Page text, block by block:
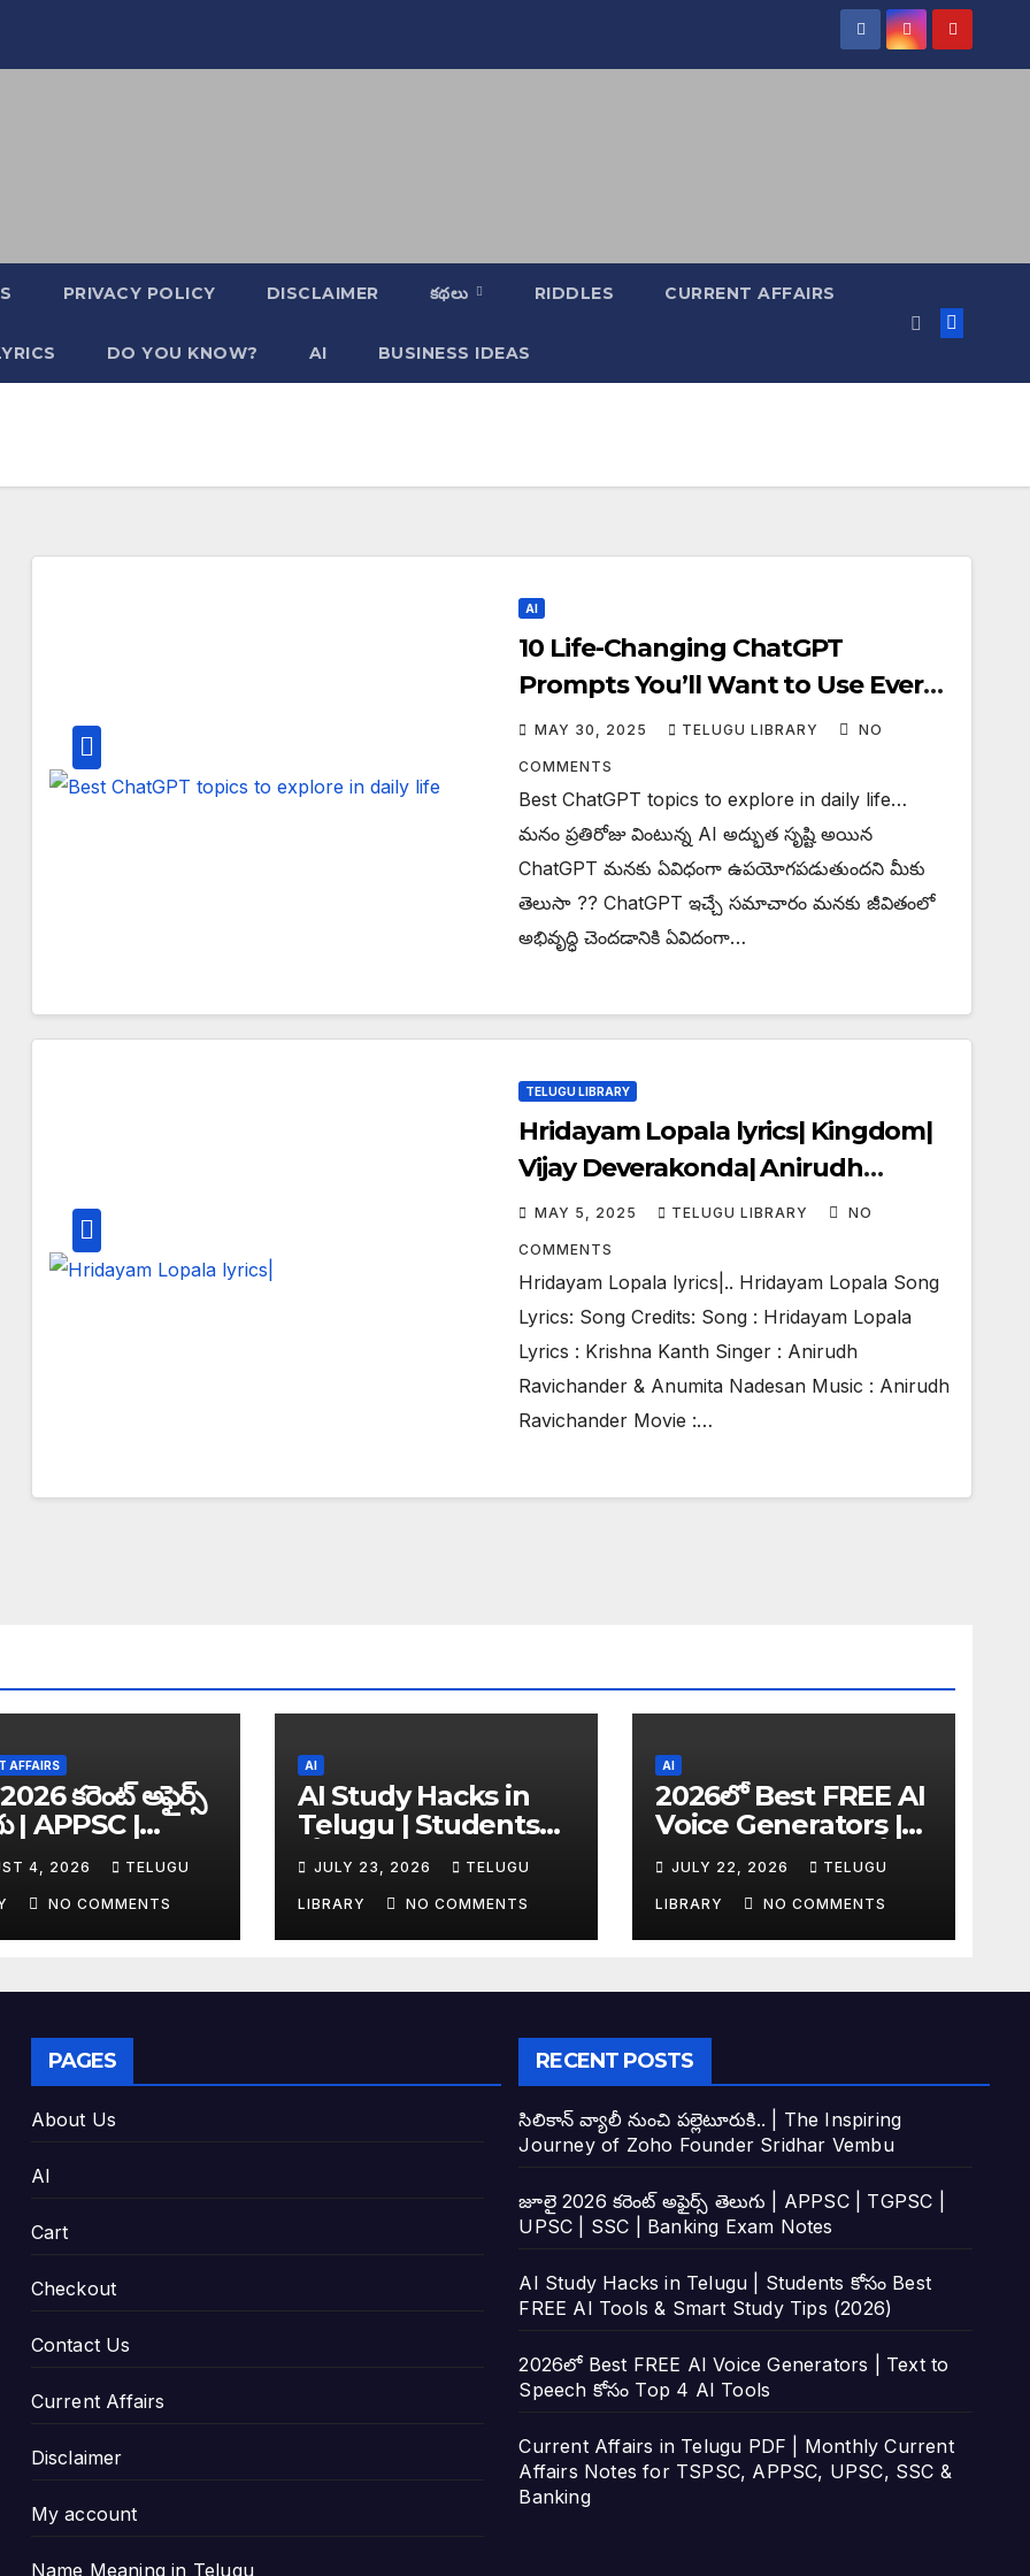
PRIVACY POLICY DISCLAIMER కథలు RIDDLES CURRENT AFFAIRS
DO YOU KNOW? AI BUSINESS IDEAS
AI
10 Life-Changing ChatGPT
Prompts You’ll Want to Use Every
Day in Telugu
MAY 30, 2025 TELUGU LIBRARY NO
COMMENTS
Best ChatGPT topics to explore in daily life…
మనం ప్రతిరోజు వింటున్న AI అద్భుత సృష్టి అయిన
ChatGPT మనకు ఏవిధంగా ఉపయోగపడుతుందని మీకు
తెలుసా ?? ChatGPT ఇచ్చే సమాచారం మనకు జీవితంలో
అభివృద్ధి చెందడానికి ఏవిదంగా…
TELUGU LIBRARY
Hridayam Lopala lyrics| Kingdom|
Vijay Deverakonda| Anirudh
Ravichander |Gowtam Tinnanuri
MAY 5, 2025 TELUGU LIBRARY NO
COMMENTS
Hridayam Lopala lyrics|.. Hridayam Lopala Song
Lyrics: Song Credits: Song : Hridayam Lopala
Lyrics : Krishna Kanth Singer : Anirudh
Ravichander & Anumita Nadesan Music : Anirudh
Ravichander Movie :…
AFFAIRS
కరెంట్ అఫైర్స్
| APPSC |
| UPSC | SSC |
Exam
4, 2026 TELUGU
NO COMMENTS
AI
AI Study Hacks in
Telugu | Students
కోసం Best FREE AI
Tools & Smart Study
Tips (2026)
JULY 23, 2026 TELUGU
LIBRARY NO COMMENTS
AI
2026లో Best FREE AI
Voice Generators |
Text to Speech కోసం
Top 4 AI Tools
JULY 22, 2026 TELUGU
LIBRARY NO COMMENTS
PAGES
About Us
AI
Cart
Checkout
Contact Us
Current Affairs
Disclaimer
My account
Name Meaning in Telugu
RECENT POSTS
సిలికాన్ వ్యాలీ నుంచి పల్లెటూరుకి.. | The Inspiring
Journey of Zoho Founder Sridhar Vembu
జూలై 2026 కరెంట్ అఫైర్స్ తెలుగు | APPSC | TGPSC |
UPSC | SSC | Banking Exam Notes
AI Study Hacks in Telugu | Students కోసం Best
FREE AI Tools & Smart Study Tips (2026)
2026లో Best FREE AI Voice Generators | Text to
Speech కోసం Top 4 AI Tools
Current Affairs in Telugu PDF | Monthly Current
Affairs Notes for TSPSC, APPSC, UPSC, SSC &
Banking